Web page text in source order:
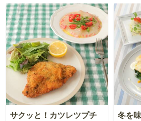
サクッと！カツレツプチ
冬を